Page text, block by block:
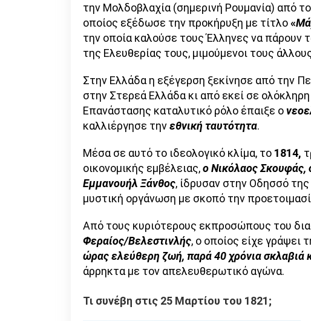
την Μολδοβλαχία (σημερινή Ρουμανία) από
οποίος εξέδωσε την προκήρυξη με τίτλο«
την οποία καλούσε τους Έλληνες να πάρουν
της Ελευθερίας τους, μιμούμενοι τους
Στην Ελλάδα η εξέγερση ξεκίνησε από την
στην Στερεά Ελλάδα κι από εκεί σε
Επανάστασης καταλυτικό ρόλο έπαιξε ο
καλλιέργησε τηνεθνική ταυτότητα.
Μέσα σε αυτό το ιδεολογικό κλίμα, το 1814,
οικονομικής εμβέλειας,ο Νικόλαος Σκουφάς,
Εμμανουήλ Ξάνθος, ίδρυσαν στην Οδησσό
μυστική οργάνωση με σκοπό την
Από τους κυριότερους εκπροσώπους του
Φεραίος/Βελεστινλής, ο οποίος είχε γράψει
ώρας ελεύθερη ζωή, παρά 40 χρόνια σκλαβιά
άρρηκτα με τον απελευθερωτικό αγώνα.
Τι συνέβη στις 25 Μαρτίου του 1821;